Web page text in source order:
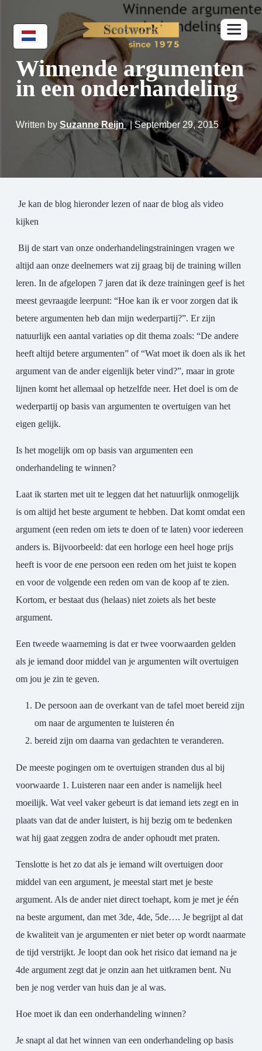
Winnende argumenten
in een onderhandeling
Written by Suzanne Reijn | September 29, 2015
Je kan de blog hieronder lezen of naar de blog als video
kijken
Bij de start van onze onderhandelingstrainingen vragen we
altijd aan onze deelnemers wat zij graag bij de training willen
leren. In de afgelopen 7 jaren dat ik deze trainingen geef is het
meest gevraagde leerpunt: “Hoe kan ik er voor zorgen dat ik
betere argumenten heb dan mijn wederpartij?”. Er zijn
natuurlijk een aantal variaties op dit thema zoals: “De andere
heeft altijd betere argumenten” of “Wat moet ik doen als ik het
argument van de ander eigenlijk beter vind?”, maar in grote
lijnen komt het allemaal op hetzelfde neer. Het doel is om de
wederpartij op basis van argumenten te overtuigen van het
eigen gelijk.
Is het mogelijk om op basis van argumenten een
onderhandeling te winnen?
Laat ik starten met uit te leggen dat het natuurlijk onmogelijk
is om altijd het beste argument te hebben. Dat komt omdat een
argument (een reden om iets te doen of te laten) voor iedereen
anders is. Bijvoorbeeld: dat een horloge een heel hoge prijs
heeft is voor de ene persoon een reden om het juist te kopen
en voor de volgende een reden om van de koop af te zien.
Kortom, er bestaat dus (helaas) niet zoiets als het beste
argument.
Een tweede waarneming is dat er twee voorwaarden gelden
als je iemand door middel van je argumenten wilt overtuigen
om jou je zin te geven.
De persoon aan de overkant van de tafel moet bereid zijn
om naar de argumenten te luisteren én
bereid zijn om daarna van gedachten te veranderen.
De meeste pogingen om te overtuigen stranden dus al bij
voorwaarde 1. Luisteren naar een ander is namelijk heel
moeilijk. Wat veel vaker gebeurt is dat iemand iets zegt en in
plaats van dat de ander luistert, is hij bezig om te bedenken
wat hij gaat zeggen zodra de ander ophoudt met praten.
Tenslotte is het zo dat als je iemand wilt overtuigen door
middel van een argument, je meestal start met je beste
argument. Als de ander niet direct toehapt, kom je met je één
na beste argument, dan met 3de, 4de, 5de…. Je begrijpt al dat
de kwaliteit van je argumenten er niet beter op wordt naarmate
de tijd verstrijkt. Je loopt dan ook het risico dat iemand na je
4de argument zegt dat je onzin aan het uitkramen bent. Nu
ben je nog verder van huis dan je al was.
Hoe moet ik dan een onderhandeling winnen?
Je snapt al dat het winnen van een onderhandeling op basis